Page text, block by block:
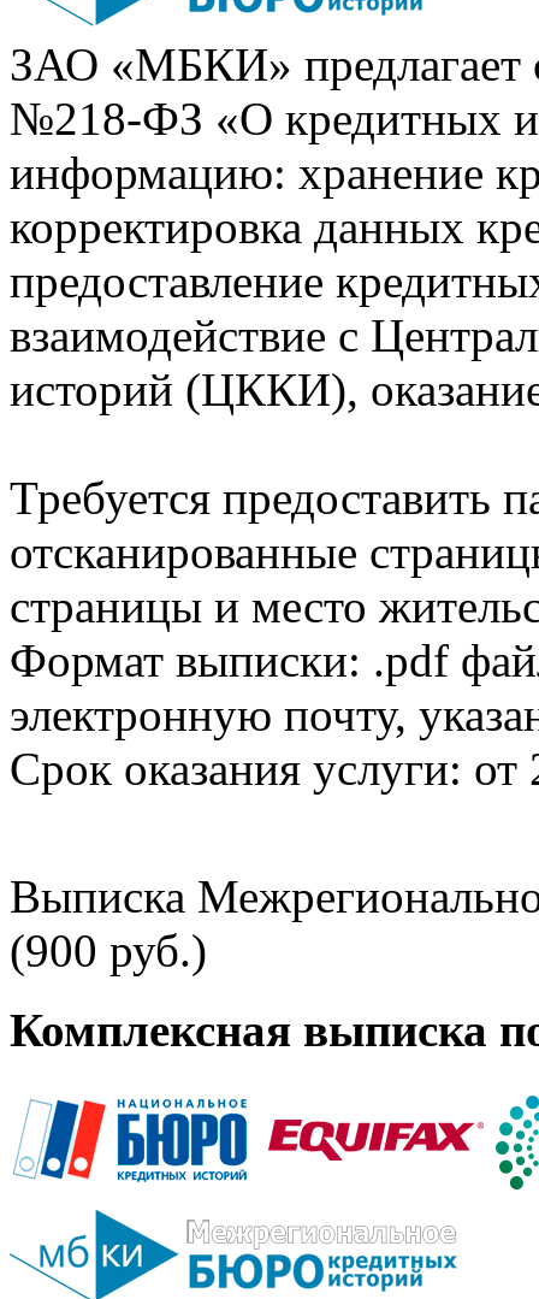
ЗАО «МБКИ» предлагает
№218-ФЗ «О кредитных
информацию: хранение
корректировка данных
предоставление
взаимодействие с
историй (ЦККИ),
Требуется предоставить
отсканированные
страницы и место
Формат выписки: .pdf
электронную почту,
Срок оказания услуги: от
Выписка
(900 руб.)
Комплексная выписка